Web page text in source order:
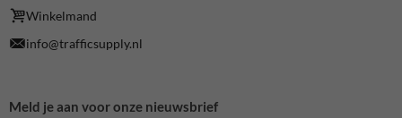
Winkelmand
info@trafficsupply.nl
Meld je aan voor onze nieuwsbrief